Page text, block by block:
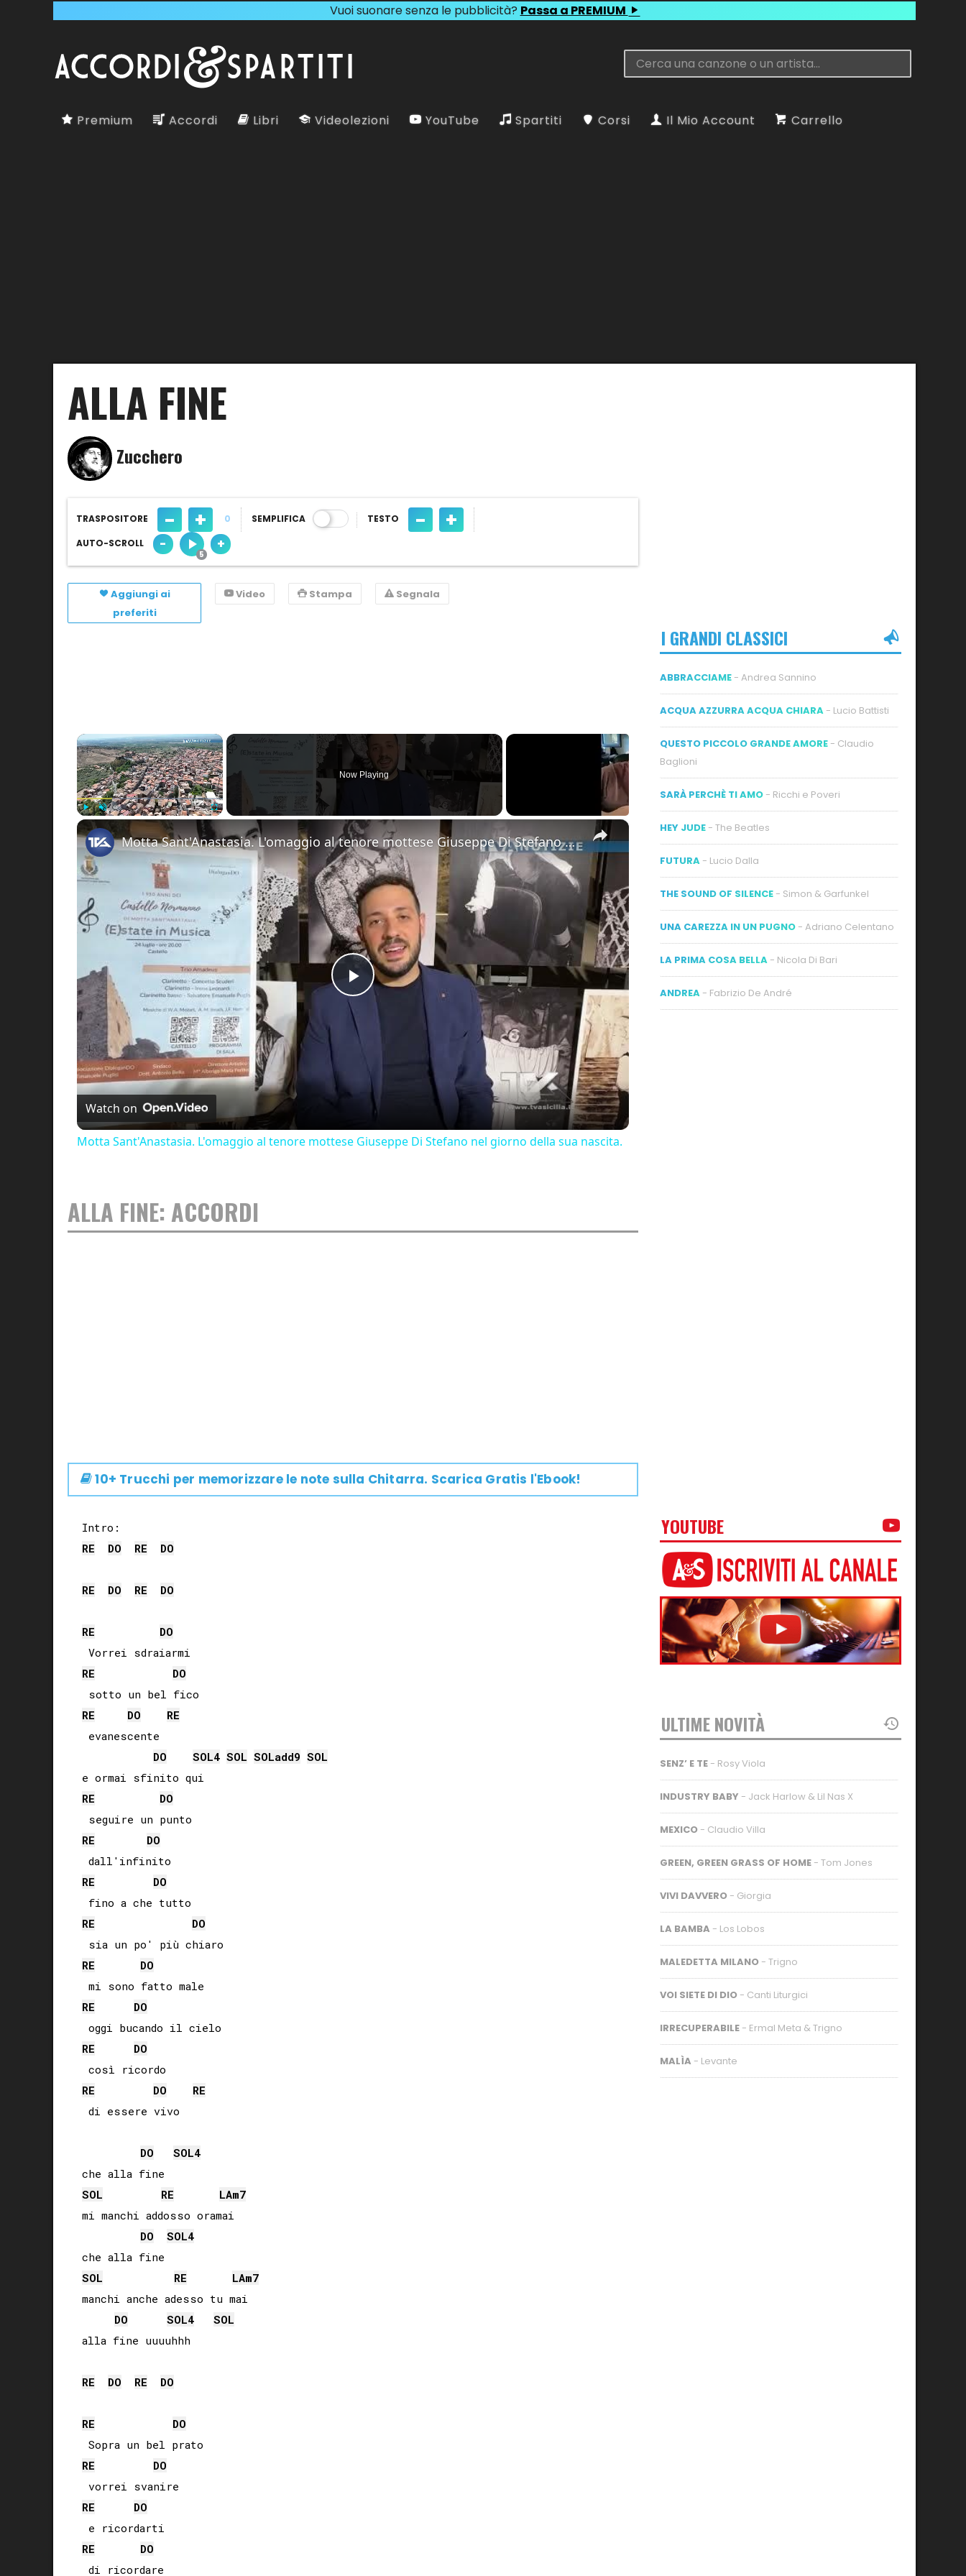
Vuoi suonare senza le pubblicità? Passa a PREMIUM
Premium Accordi Libri Videolezioni YouTube Spartiti Corsi Il Mio Account Carrello
ALLA FINE
Zucchero
TRASPOSITORE - + 0 SEMPLIFICA TESTO - +
AUTO-SCROLL - +
Aggiungi ai
preferiti
Video Stampa Segnala
×
Play
Now Playing
×
Play
Video
Motta Sant'Anastasia. L'omaggio al tenore mottese Giuseppe Di Stefano nel giorno della sua nascita.
Watch on
Motta Sant'Anastasia. L'omaggio al tenore mottese Giuseppe Di Stefano nel giorno della sua nascita.
ALLA FINE: ACCORDI
10+ Trucchi per memorizzare le note sulla Chitarra. Scarica Gratis l'Ebook!
RE
DO RE DO
RE DO RE DO
RE
DO
RE
DO
RE
DO
RE
evanescente
DO
SOL4 SOL SOLadd9 SOL
RE
DO
RE
DO
RE
DO
RE
DO
RE
DO
RE
DO
RE
DO
RE
DO
RE
di essere vivo
DO SOL4
SOL
RE LAm7
mi manchi addosso oramai
DO
SOL4
SOL
RE LAm7
manchi anche adesso tu mai
DO
SOL4
SOL
alla fine uuuuhhh
RE DO RE DO
RE
DO
RE
DO
RE
DO
RE
DO
I GRANDI CLASSICI
ABBRACCIAME - Andrea Sannino
ACQUA AZZURRA ACQUA CHIARA - Lucio Battisti
QUESTO PICCOLO GRANDE AMORE - Claudio
Baglioni
SARÀ PERCHÈ TI AMO - Ricchi e Poveri
HEY JUDE - The Beatles
FUTURA - Lucio Dalla
THE SOUND OF SILENCE - Simon & Garfunkel
UNA CAREZZA IN UN PUGNO - Adriano Celentano
LA PRIMA COSA BELLA - Nicola Di Bari
ANDREA - Fabrizio De André
YOUTUBE
ULTIME NOVITÀ
SENZ’ E TE - Rosy Viola
INDUSTRY BABY - Jack Harlow & Lil Nas X
MEXICO - Claudio Villa
GREEN, GREEN GRASS OF HOME - Tom Jones
VIVI DAVVERO - Giorgia
LA BAMBA - Los Lobos
MALEDETTA MILANO - Trigno
VOI SIETE DI DIO - Canti Liturgici
IRRECUPERABILE - Ermal Meta & Trigno
MALÌA - Levante